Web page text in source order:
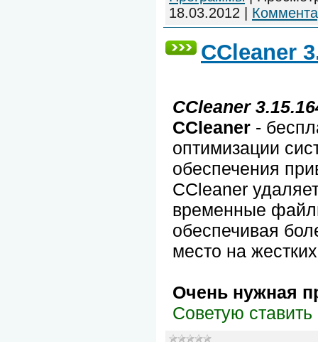
18.03.2012
CCleaner
CCleaner
CCleaner -
оптимизации
обеспечения
CCleaner
временные
обеспечивая
место на
Очень нужная
Советую